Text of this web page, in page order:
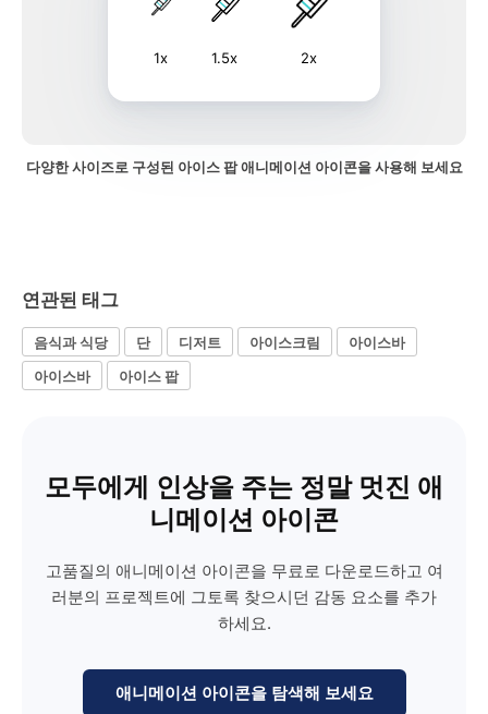
1x 1.5x 2x
다양한 사이즈로 구성된 아이스 팝 애니메이션 아이콘을 사용해 보세요
연관된 태그
음식과 식당 단 디저트 아이스크림
아이스바
아이스바
아이스 팝
모두에게 인상을 주는 정말 멋진 애
니메이션 아이콘
고품질의 애니메이션 아이콘을 무료로 다운로드하고 여
러분의 프로젝트에 그토록 찾으시던 감동 요소를 추가
하세요.
애니메이션 아이콘을 탐색해 보세요